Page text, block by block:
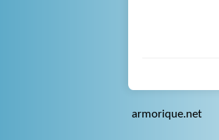
armorique.net